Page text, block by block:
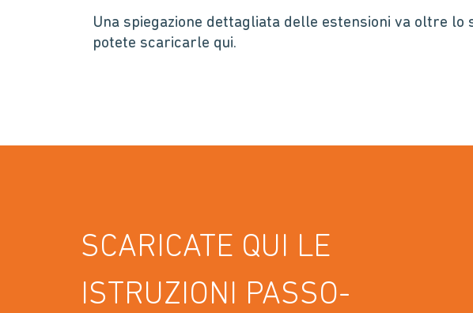
Una spiegazione dettagliata delle estensioni va oltre
potete scaricarle qui.
SCARICATE QUI LE
ISTRUZIONI PASSO-